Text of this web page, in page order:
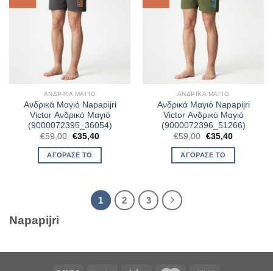
ΑΝΔΡΙΚΆ ΜΑΓΙΌ
Ανδρικά Μαγιό Napapijri
Victor Ανδρικό Μαγιό
(9000072395_36054)
€59,00 Original
was:
€59,00.
€35,40Η
ΑΓΌΡΑΣΈ ΤΟ
ΑΝΔΡΙΚΆ ΜΑΓΙΌ
Ανδρικά Μαγιό Napapijri
Victor Ανδρικό Μαγιό
(9000072396_51266)
€59,00 Original
was:
€59,00.
€35,40Η
ΑΓΌΡΑΣΈ ΤΟ
1 2 3
Napapijri